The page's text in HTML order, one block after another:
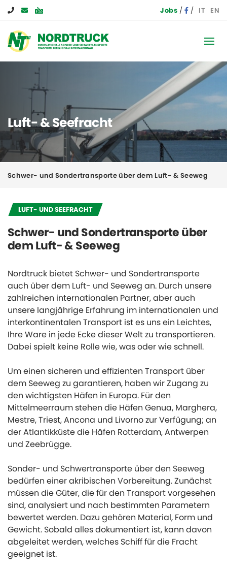
Jobs IT EN
Luft- & Seefracht
Schwer- und Sondertransporte über dem Luft- & Seeweg
LUFT- UND SEEFRACHT
Schwer- und Sondertransporte über
dem Luft- & Seeweg
Nordtruck bietet Schwer- und Sondertransporte
auch über dem Luft- und Seeweg an. Durch unsere
zahlreichen internationalen Partner, aber auch
unsere langjährige Erfahrung im internationalen und
interkontinentalen Transport ist es uns ein Leichtes,
Ihre Ware in jede Ecke dieser Welt zu transportieren.
Dabei spielt keine Rolle wie, was oder wie schnell.
Um einen sicheren und effizienten Transport über
dem Seeweg zu garantieren, haben wir Zugang zu
den wichtigsten Häfen in Europa. Für den
Mittelmeerraum stehen die Häfen Genua, Marghera,
Mestre, Triest, Ancona und Livorno zur Verfügung; an
der Atlantikküste die Häfen Rotterdam, Antwerpen
und Zeebrügge.
Sonder- und Schwertransporte über den Seeweg
bedürfen einer akribischen Vorbereitung. Zunächst
müssen die Güter, die für den Transport vorgesehen
sind, analysiert und nach bestimmten Parametern
bewertet werden. Dazu gehören Material, Form und
Gewicht. Sobald alles dokumentiert ist, kann davon
abgeleitet werden, welches Schiff für die Fracht
geeignet ist.